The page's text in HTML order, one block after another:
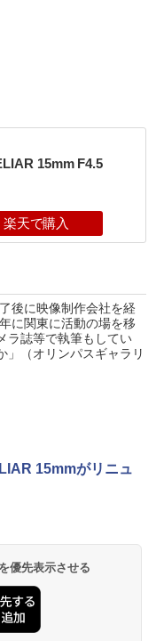
15mm F4.5
楽天で購入
後に映像制作会社を経
に関東に活動の場を移
ラ誌等で執筆もしてい
」（オリンパスギャラリ
15mmがリニュ
優先表示させる